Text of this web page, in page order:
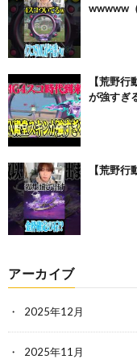
wwwww
【荒野
が強すぎ
【荒野
アーカイブ
2025年12月
2025年11月